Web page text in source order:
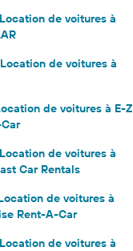
Location de voitures à
Location de voitures à
de voitures à E-Z
Location de voitures à
Car Rentals
de voitures à
Rent-A-Car
Location de voitures à